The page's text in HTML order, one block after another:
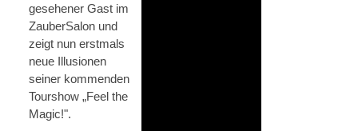
gesehener Gast im
ZauberSalon und
zeigt nun erstmals
neue Illusionen
seiner kommenden
Tourshow „Feel the
Magic!".